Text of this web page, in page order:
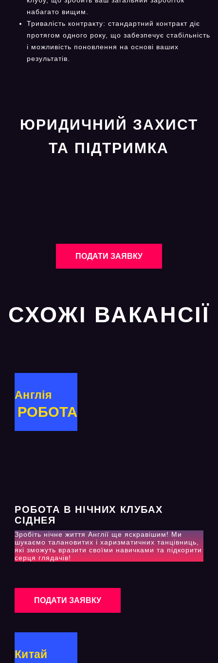
набагато вищим.
Тривалість контракту: стандартний контракт діє
протягом одного року, що забезпечує стабільність
і можливість поновлення на основі ваших
результатів.
ЮРИДИЧНИЙ ЗАХИСТ
ТА ПІДТРИМКА
ПОДАТИ ЗАЯВКУ
СХОЖІ ВАКАНСІЇ
Англія
РОБОТА
РОБОТА В НІЧНИХ КЛУБАХ
СІДНЕЯ
Зробіть нічне життя Англії ще яскравішим! Ми
шукаємо талановитих і харизматичних танцівниць,
які зможуть вразити своїми навичками та підкорити
серця глядачів!
ПОДАТИ ЗАЯВКУ
Китай